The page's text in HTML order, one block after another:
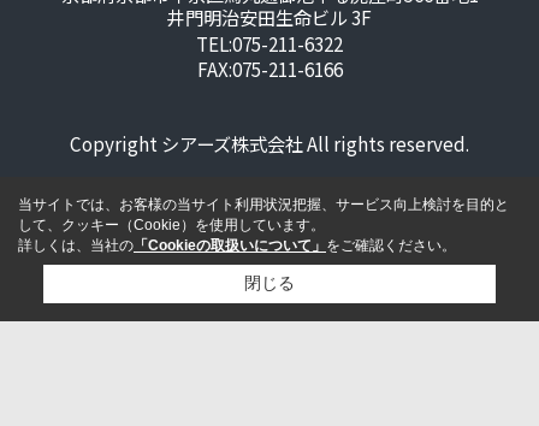
井門明治安田生命ビル 3F
TEL:075-211-6322
FAX:075-211-6166
Copyright シアーズ株式会社 All rights reserved.
当サイトでは、お客様の当サイト利用状況把握、サービス向上検討を目的と
して、クッキー（Cookie）を使用しています。
詳しくは、当社の 「Cookieの取扱いについて」 をご確認ください。
閉じる